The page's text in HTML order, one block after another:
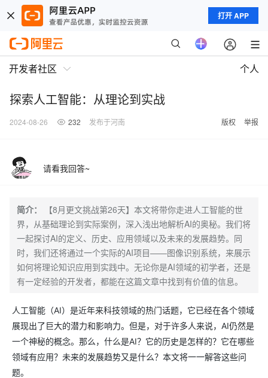
打开 APP
开发者社区 个人
探索人工智能：从理论到实战
2024-08-26 232 发布于河南 版权 举报
请看我回答~
简介：
【8月更文挑战第26天】本文将带你走进人工智能的世
界，从基础理论到实际案例，深入浅出地解析AI的奥秘。我们将
一起探讨AI的定义、历史、应用领域以及未来的发展趋势。同
时，我们还将通过一个实际的AI项目——图像识别系统，来展示
如何将理论知识应用到实践中。无论你是AI领域的初学者，还是
有一定经验的开发者，都能在这篇文章中找到有价值的信息。
人工智能（AI）是近年来科技领域的热门话题，它已经在各个领域
展现出了巨大的潜力和影响力。但是，对于许多人来说，AI仍然是
一个神秘的概念。那么，什么是AI？它的历史是怎样的？它在哪些
领域有应用？未来的发展趋势又是什么？本文将一一解答这些问
题。